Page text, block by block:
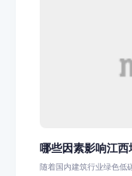
哪些因素影响江
随着国内建筑行业绿色低